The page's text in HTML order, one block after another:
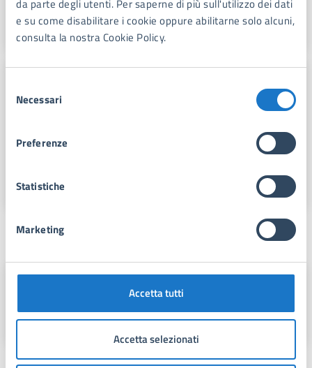
da parte degli utenti. Per saperne di più sull'utilizzo dei dati
e su come disabilitare i cookie oppure abilitarne solo alcuni,
consulta la nostra Cookie Policy.
delNecessari
Preferenze
Statistiche
Marketing
Accetta tutti
Accetta selezionati
Domanda di definizione/riesame degli abusi edilizi
Edilizia libera con obbligo di comunicazione
Questa sezione riguarda gli interventi ricompresi
nell’edilizia libera con obbligo della comunicazione di
Sede principale
Sede Urbanistica – Edilizia Privata
Via L. Giglioli n. 3, 55042